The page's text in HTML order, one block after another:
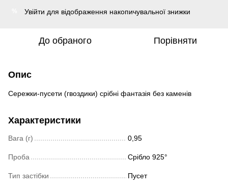
Увійти для відображення накопичувальної знижки
До обраного Порівняти
Опис
Сережки-пусети (гвоздики) срібні фантазія без каменів
Характеристики
Вага (г) 0,95
Проба Срібло 925°
Тип застібки Пусет